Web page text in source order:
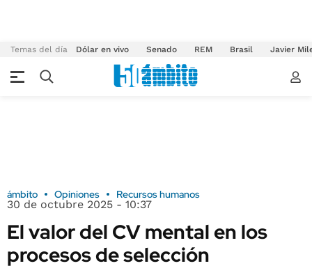
Temas del día Dólar en vivo Senado REM Brasil Javier
ámbito Opiniones Recursos humanos
30 de octubre 2025 - 10:37
El valor del CV mental en los
procesos de selección